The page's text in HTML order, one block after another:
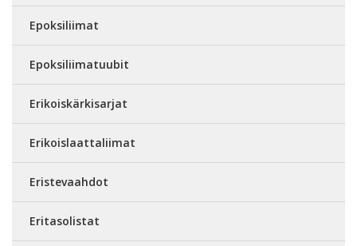
Epoksiliimat
Epoksiliimatuubit
Erikoiskärkisarjat
Erikoislaattaliimat
Eristevaahdot
Eritasolistat